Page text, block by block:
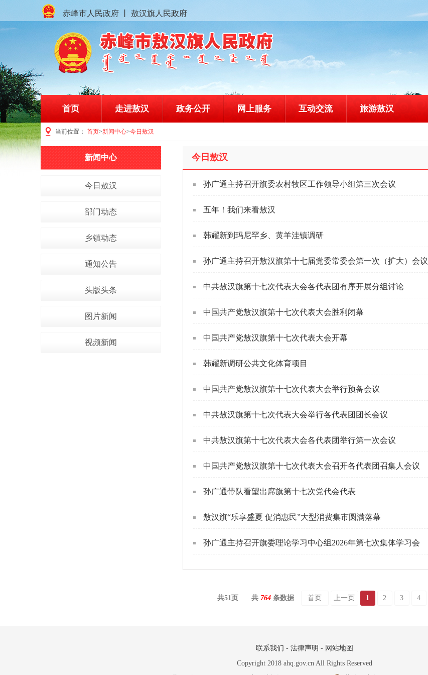
赤峰市人民政府 敖汉旗人民政府
赤峰市敖汉旗人民政府门户网站
首页 走进敖汉 政务公开 网上服务 互动交流 旅游敖汉
当前位置： 首页>新闻中心>今日敖汉
新闻中心
今日敖汉
部门动态
乡镇动态
通知公告
头版头条
图片新闻
视频新闻
今日敖汉
孙广通主持召开旗委农村牧区工作领导小组第三次会议
五年！我们来看敖汉
韩耀新到玛尼罕乡、黄羊洼镇调研
孙广通主持召开敖汉旗第十七届党委常委会第一次（扩大）会议
中共敖汉旗第十七次代表大会各代表团有序开展分组讨论
中国共产党敖汉旗第十七次代表大会胜利闭幕
中国共产党敖汉旗第十七次代表大会开幕
韩耀新调研公共文化体育项目
中国共产党敖汉旗第十七次代表大会举行预备会议
中共敖汉旗第十七次代表大会举行各代表团团长会议
中共敖汉旗第十七次代表大会各代表团举行第一次会议
中国共产党敖汉旗第十七次代表大会召开各代表团召集人会议
孙广通带队看望出席旗第十七次党代会代表
敖汉旗“乐享盛夏 促消惠民”大型消费集市圆满落幕
孙广通主持召开旗委理论学习中心组2026年第七次集体学习会
共51 页 共 764条数据 首页 上一页 1 2 3 4
联系我们 - 法律声明 - 网站地图
Copyright 2018 ahq.gov.cn All Rights Reserved